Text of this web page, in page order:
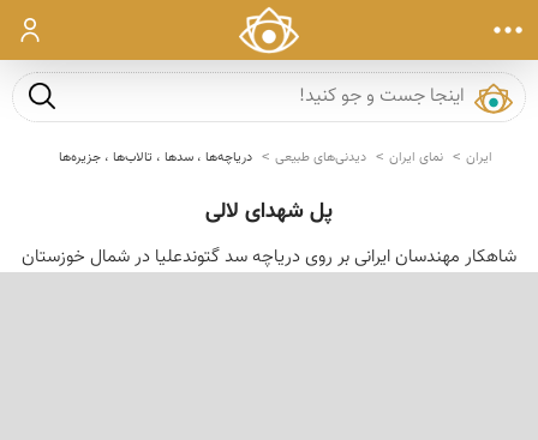
ورود
جست و
ایران نمای ایران دیدنی‌های طبیعی دریاچه‌ها ، سدها ، تالاب‌ها ، جزیره‌ها
پل شهدای لالی
شاهکار مهندسان ایرانی بر روی دریاچه سد گتوندعلیا در شمال خوزستان